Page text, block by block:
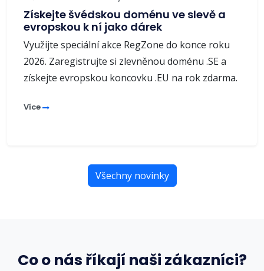
Získejte švédskou doménu ve slevě a
evropskou k ní jako dárek
Využijte speciální akce RegZone do konce roku
2026. Zaregistrujte si zlevněnou doménu .SE a
získejte evropskou koncovku .EU na rok zdarma.
Více
Všechny novinky
Co o nás říkají naši zákazníci?